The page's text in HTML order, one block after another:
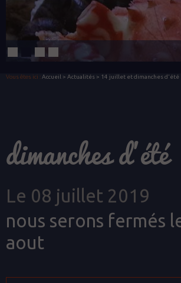
Vous êtes ici :Accueil > Actualités > 14 juillet et dimanches d'été
dimanches d'été
Le 08 juillet 2019
nous serons fermés
aout